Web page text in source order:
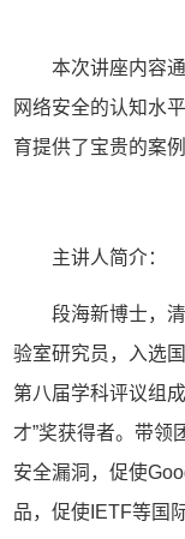
本次讲座内容
网络安全的认知水
育提供了宝贵的案
主讲人简介：
段海新博士，
验室研究员，入选
第八届学科评议组
才”奖获得者。带领
安全漏洞，促使
品，促使IETF等国